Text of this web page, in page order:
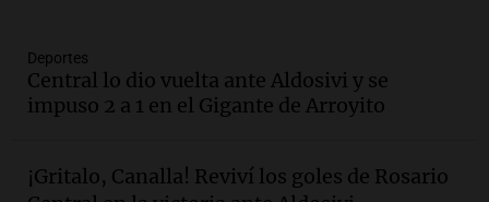
Episodios
Audio.Brutal asalto en Concepción:
anciano de 88 años golpeado para
Panorama Federal
Episodios
Deportes
Central lo dio vuelta ante Aldosivi y se
impuso 2 a 1 en el Gigante de Arroyito
¡Gritalo, Canalla! Reviví los goles de Rosario